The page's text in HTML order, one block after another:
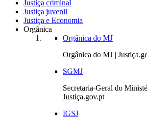
Justiça criminal
Justiça juvenil
Justiça e Economia
Orgânica
Orgânica do MJ
Orgânica do MJ |
SGMJ
Secretaria-Geral do
Justiça.gov.pt
IGSJ